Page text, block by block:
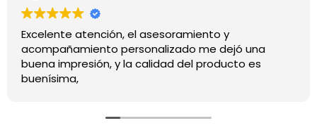
Excelente atención, el asesoramiento y
acompañamiento personalizado me dejó una
buena impresión, y la calidad del producto es
buenísima,